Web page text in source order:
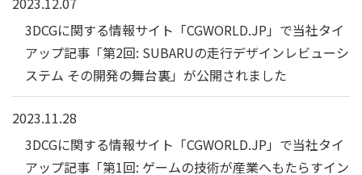
3DCGに関する情報サイト「CGWORLD.JP」で当社タイ
アップ記事「第2回: SUBARUの走行デザインレビューシ
ステム その開発の舞台裏」が公開されました
2023.11.28
3DCGに関する情報サイト「CGWORLD.JP」で当社タイ
アップ記事「第1回: ゲームの技術が産業へもたらすイン